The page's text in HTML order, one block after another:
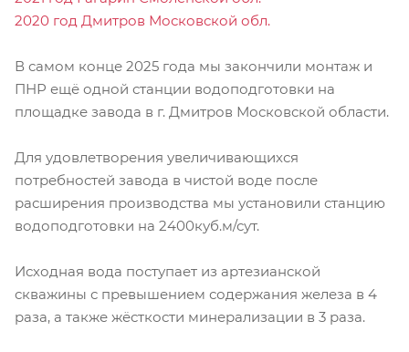
2020 год Дмитров Московской обл.
В самом конце 2025 года мы закончили монтаж и
ПНР ещё одной станции водоподготовки на
площадке завода в г. Дмитров Московской области.
Для удовлетворения увеличивающихся
потребностей завода в чистой воде после
расширения производства мы установили станцию
водоподготовки на 2400куб.м/сут.
Исходная вода поступает из артезианской
скважины с превышением содержания железа в 4
раза, а также жёсткости минерализации в 3 раза.